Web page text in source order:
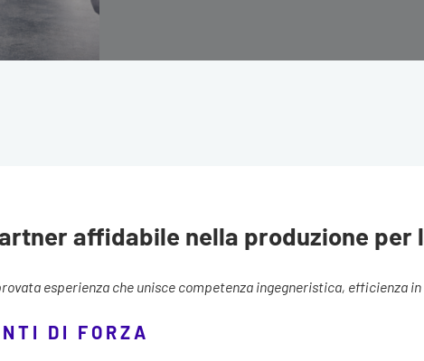
affidabile nella produzione per
esperienza che unisce competenza ingegneristica, efficienza
DI FORZA